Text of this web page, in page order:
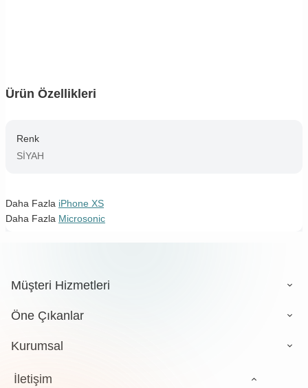
Ürün Özellikleri
Renk
SİYAH
Daha Fazla iPhone XS
Daha Fazla Microsonic
Müşteri Hizmetleri
Öne Çıkanlar
Kurumsal
İletişim